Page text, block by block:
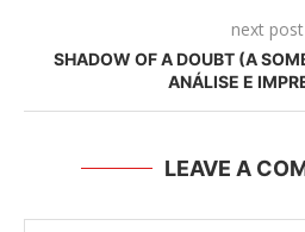
next post
SHADOW OF A DOUBT (A
ANÁLISE E
LEAVE A